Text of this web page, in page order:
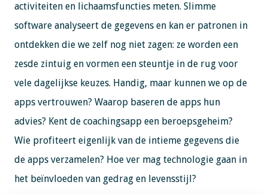
activiteiten en lichaamsfuncties meten. Slimme
software analyseert de gegevens en kan er patronen in
ontdekken die we zelf nog niet zagen: ze worden een
zesde zintuig en vormen een steuntje in de rug voor
vele dagelijkse keuzes. Handig, maar kunnen we op de
apps vertrouwen? Waarop baseren de apps hun
advies? Kent de coachingsapp een beroepsgeheim?
Wie profiteert eigenlijk van de intieme gegevens die
de apps verzamelen? Hoe ver mag technologie gaan in
het beïnvloeden van gedrag en levensstijl?